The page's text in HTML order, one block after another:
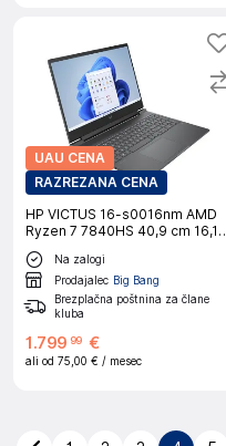
UAU CENA
RAZREZANA CENA
HP VICTUS 16-s0016nm AMD
Ryzen 7 7840HS 40,9 cm 16,1''
QHD AG 32GB 1TB PCIe RTX
4070 8GB W11H prenosni
računalnik
Na zalogi
Prodajalec Big Bang
Brezplačna poštnina za člane
kluba
1 .799 99 €
ali od 75,00 € / mesec